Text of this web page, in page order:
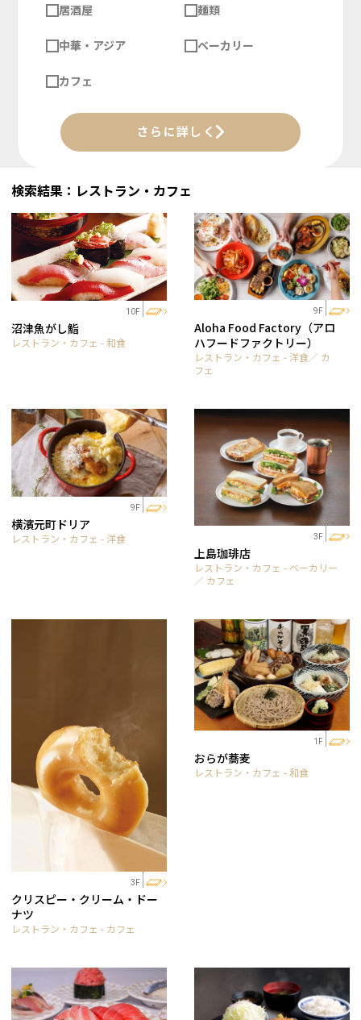
居酒屋 麺類
中華・アジア ベーカリー
カフェ
さらに詳しく
検索結果：レストラン・カフェ
10F
沼津魚がし鮨
レストラン・カフェ - 和食
9F
Aloha Food Factory（アロ
ハフードファクトリー）
レストラン・カフェ - 洋食／ カ
フェ
9F
横濱元町ドリア
レストラン・カフェ - 洋食 3F
上島珈琲店
レストラン・カフェ - ベーカリー
／ カフェ
3F
クリスピー・クリーム・ドー
ナツ
レストラン・カフェ - カフェ
1F
おらが蕎麦
レストラン・カフェ - 和食